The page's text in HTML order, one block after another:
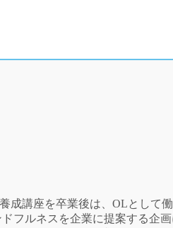
講座を卒業後は、OLとして
ルネスを企業に提案する企